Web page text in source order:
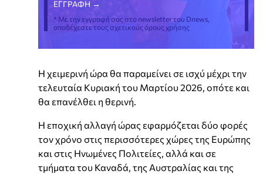
* Με την εγγραφή σας στο newsletter του Dnews,
αποδέχεστε τους σχετικούς όρους χρήσης
Η χειμερινή ώρα θα παραμείνει σε ισχύ μέχρι την
τελευταία Κυριακή του Μαρτίου 2026, οπότε και
θα επανέλθει η θερινή.
Η εποχική αλλαγή ώρας εφαρμόζεται δύο φορές
τον χρόνο στις περισσότερες χώρες της Ευρώπης
και στις Ηνωμένες Πολιτείες, αλλά και σε
τμήματα του Καναδά, της Αυστραλίας και της